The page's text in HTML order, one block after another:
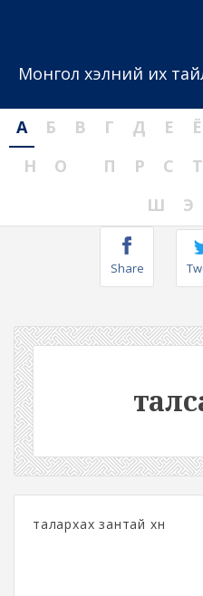
Монгол хэлний их
А Б В Г Д Е Ё
Н
О П Р С Т
Ш
Э
Share
талархах зантай хүн